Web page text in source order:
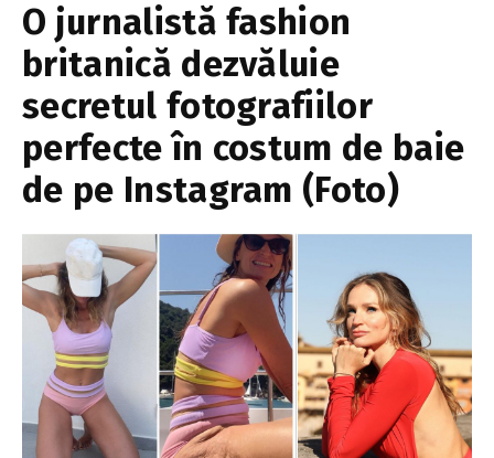
O jurnalistă fashion
britanică dezvăluie
secretul fotografiilor
perfecte în costum de baie
de pe Instagram (Foto)